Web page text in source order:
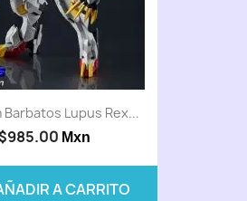
Barbatos Lupus Rex...
$985.00 Mxn
A CARRITO